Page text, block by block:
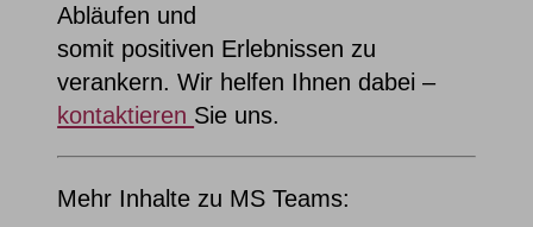
Abläufen und
somit positiven Erlebnissen zu
verankern. Wir helfen Ihnen dabei –
kontaktieren Sie uns.
Mehr Inhalte zu MS Teams: